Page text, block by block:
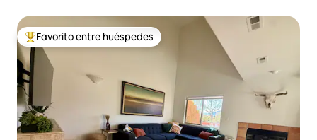
De los mejores en Favorito entre huéspedes
Favorito entre huéspedes